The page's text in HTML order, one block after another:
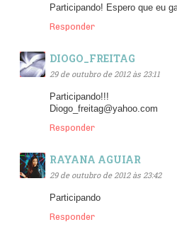
Participando! Espero que eu
Responder
DIOGO_FREITAG
29 de outubro de 2012 às 23:11
Participando!!!
Diogo_freitag@yahoo.com
Responder
RAYANA AGUIAR
29 de outubro de 2012 às 23:42
Participando
Responder